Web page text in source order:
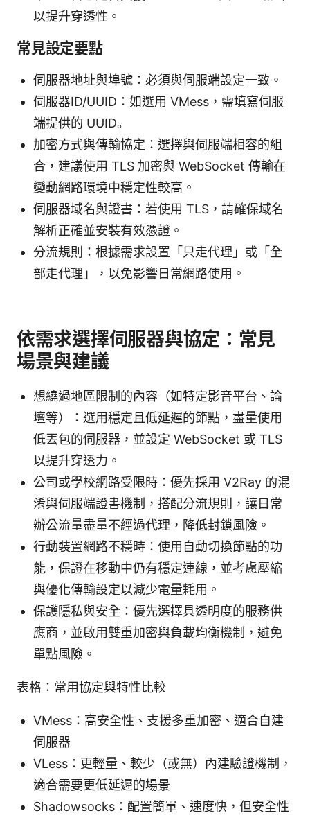
以提升穿透性。
常見設定要點
伺服器地址與埠號：必須與伺服端設定一致。
伺服器ID/UUID：如選用 VMess，需填寫伺服
端提供的 UUID。
加密方式與傳輸協定：選擇與伺服端相容的組
合，建議使用 TLS 加密與 WebSocket 傳輸在
變動網路環境中穩定性較高。
伺服器域名與證書：若使用 TLS，請確保域名
解析正確並安裝有效憑證。
分流規則：根據需求設置「只走代理」或「全
部走代理」，以免影響日常網路使用。
依需求選擇伺服器與協定：常見
場景與建議
想繞過地區限制的內容（如特定影音平台、論
壇等）：選用穩定且低延遲的節點，盡量使用
低丟包的伺服器，並設定 WebSocket 或 TLS
以提升穿透力。
公司或學校網路受限時：優先採用 V2Ray 的混
淆與伺服端證書機制，搭配分流規則，讓日常
辦公流量盡量不經過代理，降低封鎖風險。
行動裝置網路不穩時：使用自動切換節點的功
能，保證在移動中仍有穩定連線，並考慮壓縮
與優化傳輸設定以減少電量耗用。
保護隱私與安全：優先選擇具透明度的服務供
應商，並啟用雙重加密與負載均衡機制，避免
單點風險。
表格：常用協定與特性比較
VMess：高安全性、支援多重加密、適合自建
伺服器
VLess：更輕量、較少（或無）內建驗證機制，
適合需要更低延遲的場景
Shadowsocks：配置簡單、速度快，但安全性